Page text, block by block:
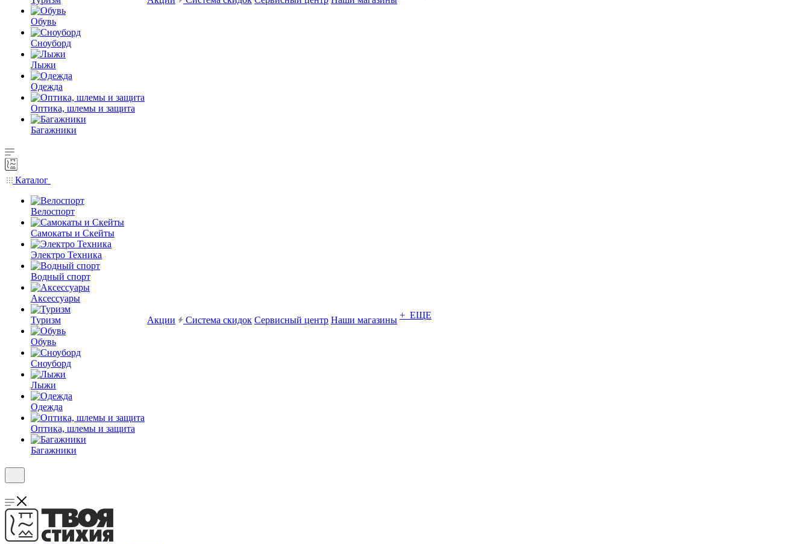
Обувь
Сноуборд
Лыжи
Одежда
Оптика, шлемы и защита
Багажники
Каталог
Велоспорт
Самокаты и Скейты
Электро Техника
Водный спорт
Аксессуары
Туризм
Обувь
Сноуборд
Лыжи
Одежда
Оптика, шлемы и защита
Багажники
Акции Система скидок Сервисный центр Наши магазины + ЕЩЕ